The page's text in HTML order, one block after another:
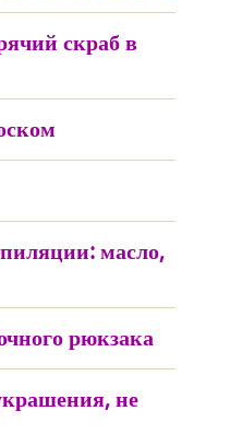
скраб в
масло,
рюкзака
не